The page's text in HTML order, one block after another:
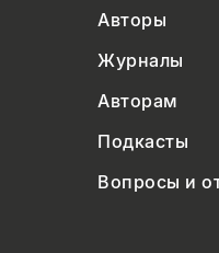
Авторы
Журналы
Авторам
Подкасты
Вопросы и